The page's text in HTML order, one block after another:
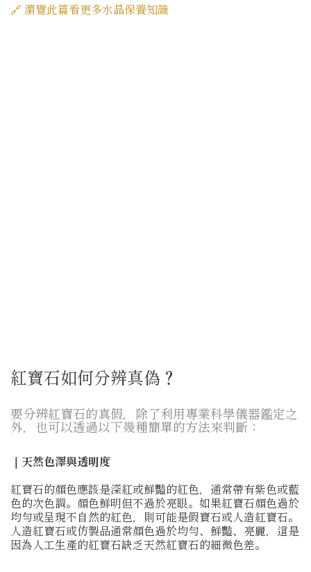
🔗 瀏覽此篇看更多水晶保養知識
紅寶石如何分辨真偽？
要分辨紅寶石的真假，除了利用專業科學儀器鑑定之
外，也可以透過以下幾種簡單的方法來判斷：
｜天然色澤與透明度
紅寶石的顏色應該是深紅或鮮豔的紅色，通常帶有紫色或藍
色的次色調。顏色鮮明但不過於亮眼。如果紅寶石顏色過於
均勻或呈現不自然的紅色，則可能是假寶石或人造紅寶石。
人造紅寶石或仿製品通常顏色過於均勻、鮮豔、亮麗，這是
因為人工生產的紅寶石缺乏天然紅寶石的細微色差。